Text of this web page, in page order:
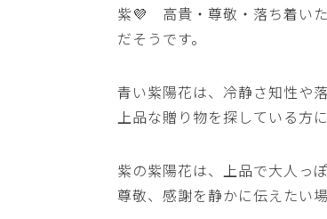
紫💜 高貴・尊敬・落ち着い
だそうです。
青い紫陽花は、冷静さ知性や
上品な贈り物を探している方
紫の紫陽花は、上品で大人っぽ
尊敬、感謝を静かに伝えたい